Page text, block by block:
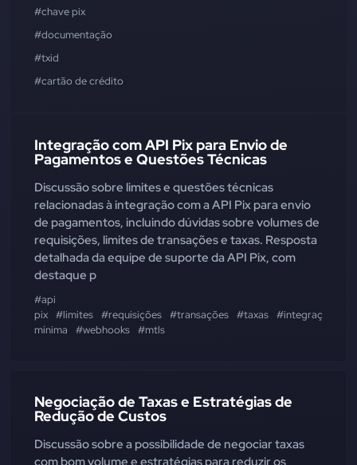
#chave pix
#documentação
#txid
#cartão de crédito
Integração com API Pix para Envio de
Pagamentos e Questões Técnicas
Discussão sobre limites e questões técnicas
relacionadas à integração com a API Pix para envio
de pagamentos, incluindo dúvidas sobre volumes de
requisições, limites de transações e taxas. Resposta
detalhada da equipe de suporte da API Pix, com
destaque p
#api
pix #limites #requisições #transações #taxas #integração
mínima
#webhooks #mtls
Negociação de Taxas e Estratégias de
Redução de Custos
Discussão sobre a possibilidade de negociar taxas
com bom volume e estratégias para reduzir os